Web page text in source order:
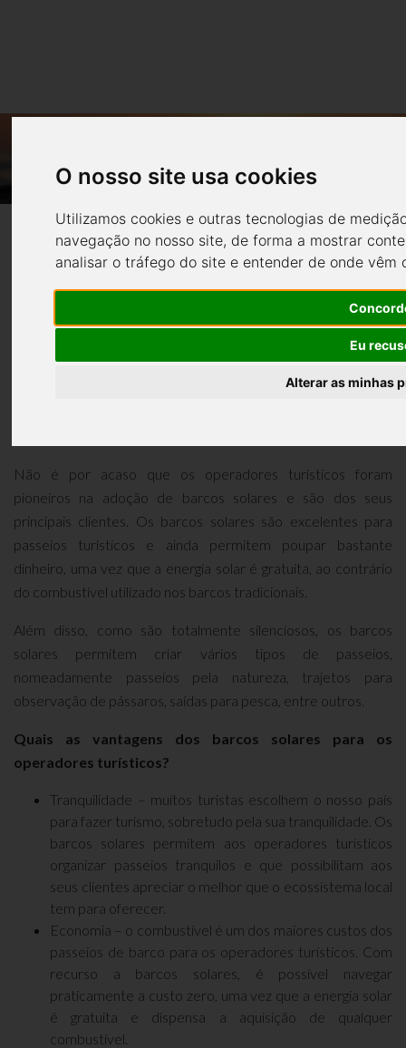
O nosso site usa cookies
Utilizamos cookies e outras tecnologias de
navegação no nosso site, de forma a mostrar
analisar o tráfego do site e entender de onde vêm
Eu
Alterar as minhas
OPERADORES TURÍSTICOS?
Os barcos solares são ideais
Não é por acaso que os operadores turísticos foram
pioneiros na adoção de barcos solares e são dos seus
principais clientes. Os barcos solares são excelentes para
passeios turísticos e ainda permitem poupar bastante
dinheiro, uma vez que a energia solar é gratuita, ao contrário
do combustível utilizado nos barcos tradicionais.
Além disso, como são totalmente silenciosos, os barcos
solares permitem criar vários tipos de passeios,
nomeadamente passeios pela natureza, trajetos para
observação de pássaros, saídas para pesca, entre outros.
Quais as vantagens dos barcos solares para os
operadores turísticos?
Tranquilidade – muitos turistas escolhem o nosso país
para fazer turismo, sobretudo pela sua tranquilidade. Os
barcos solares permitem aos operadores turísticos
organizar passeios tranquilos e que possibilitam aos
seus clientes apreciar o melhor que o ecossistema local
tem para oferecer.
Economia – o combustível é um dos maiores custos dos
passeios de barco para os operadores turísticos. Com
recurso a barcos solares, é possível navegar
praticamente a custo zero, uma vez que a energia solar
é gratuita e dispensa a aquisição de qualquer
combustível.